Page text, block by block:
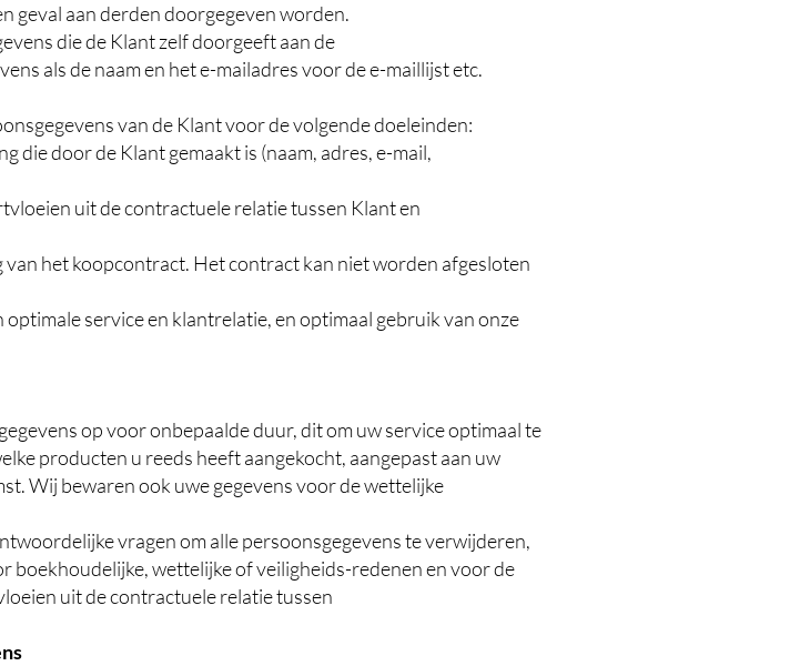
geval aan derden doorgegeven worden.
die de Klant zelf doorgeeft aan de
als de naam en het e-mailadres voor de e-maillijst etc.
van de Klant voor de volgende doeleinden:
die door de Klant gemaakt is (naam, adres, e-mail,
uit de contractuele relatie tussen Klant en
het koopcontract. Het contract kan niet worden afgesloten
service en klantrelatie, en optimaal gebruik van onze
op voor onbepaalde duur, dit om uw service optimaal te
producten u reeds heeft aangekocht, aangepast aan uw
Wij bewaren ook uwe gegevens voor de wettelijke
vragen om alle persoonsgegevens te verwijderen,
boekhoudelijke, wettelijke of veiligheids-redenen en voor de
uit de contractuele relatie tussen